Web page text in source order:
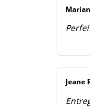
Jeane